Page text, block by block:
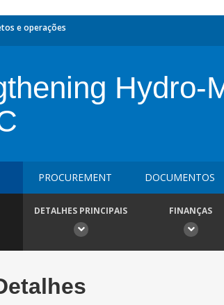
e operações
Hydro-
PROCUREMENT DOCUMENTOS
DETALHES PRINCIPAIS FINANÇAS